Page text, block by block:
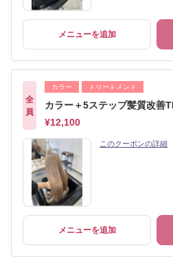
メニューを追加
全
員
カラー トリートメント
カラー＋5ステップ髪質改善
¥12,100
このクーポンの詳細
メニューを追加